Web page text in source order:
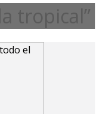
tropical”